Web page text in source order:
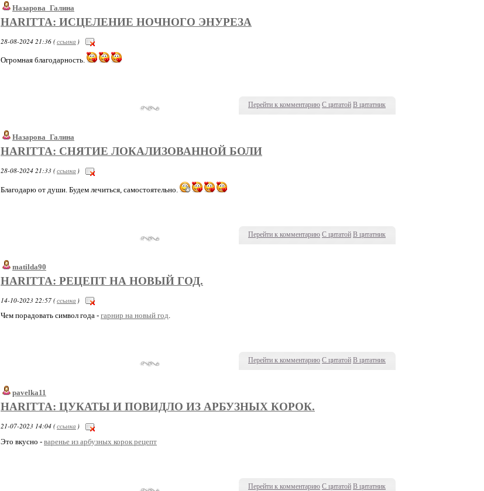
Назарова_Галина
HARITTA: ИСЦЕЛЕНИЕ НОЧНОГО ЭНУРЕЗА
28-08-2024 21:36 (ссылка )
Огромная благодарность.
Перейти к комментарию С цитатой В цитатник
Назарова_Галина
HARITTA: СНЯТИЕ ЛОКАЛИЗОВАННОЙ БОЛИ
28-08-2024 21:33 (ссылка )
Благодарю от души. Будем лечиться, самостоятельно.
Перейти к комментарию С цитатой В цитатник
matilda90
HARITTA: РЕЦЕПТ НА НОВЫЙ ГОД.
14-10-2023 22:57 (ссылка )
Чем порадовать символ года - гарнир на новый год.
Перейти к комментарию С цитатой В цитатник
pavelka11
HARITTA: ЦУКАТЫ И ПОВИДЛО ИЗ АРБУЗНЫХ КОРОК.
21-07-2023 14:04 (ссылка )
Это вкусно - варенье из арбузных корок рецепт
Перейти к комментарию С цитатой В цитатник